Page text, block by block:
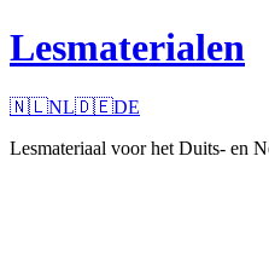
Lesmaterialen
🇳🇱NL🇩🇪DE
Lesmateriaal voor het Duits- en